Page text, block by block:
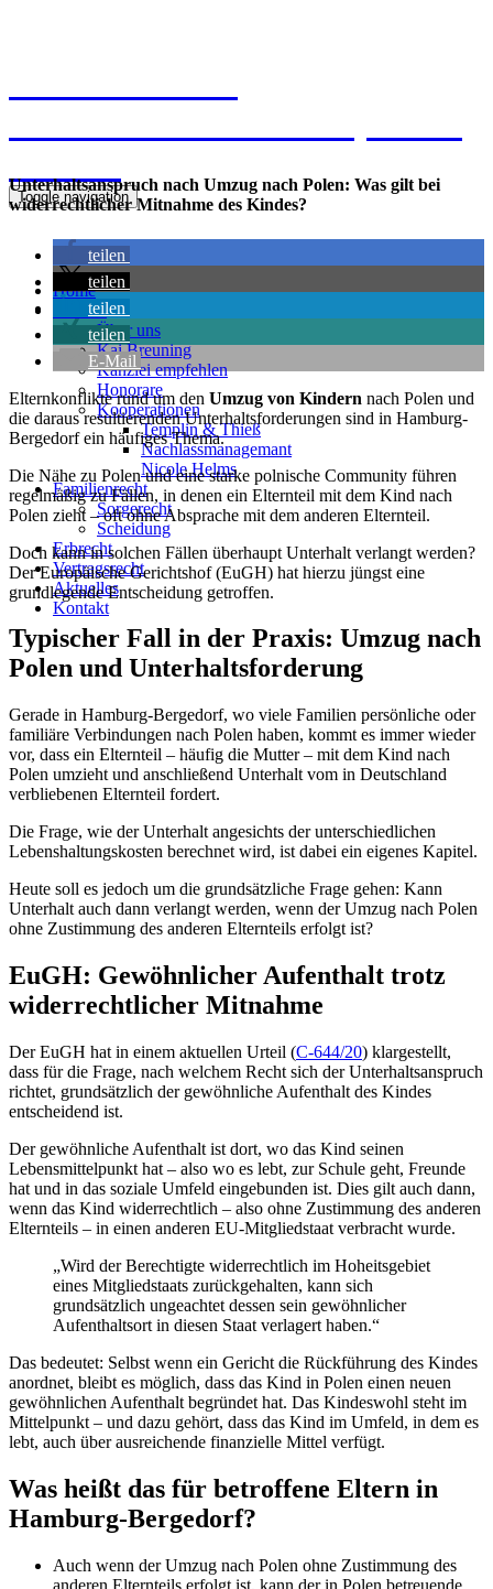
Toggle navigation
Home
Kanzlei
Über uns
Kai Breuning
Kanzlei empfehlen
Honorare
Kooperationen
Templin & Thieß
Nachlassmanagemant
Nicole Helms
Familienrecht
Sorgerecht
Scheidung
Erbrecht
Vertragsrecht
Aktuelles
Kontakt
Unterhaltsanspruch nach Umzug nach Polen: Was gilt bei
widerrechtlicher Mitnahme des Kindes?
teilen
teilen
teilen
teilen
E-Mail
Elternkonflikte rund um den Umzug von Kindern nach Polen und
die daraus resultierenden Unterhaltsforderungen sind in Hamburg-
Bergedorf ein häufiges Thema.
Die Nähe zu Polen und eine starke polnische Community führen
regelmäßig zu Fällen, in denen ein Elternteil mit dem Kind nach
Polen zieht – oft ohne Absprache mit dem anderen Elternteil.
Doch kann in solchen Fällen überhaupt Unterhalt verlangt werden?
Der Europäische Gerichtshof (EuGH) hat hierzu jüngst eine
grundlegende Entscheidung getroffen.
Typischer Fall in der Praxis: Umzug nach
Polen und Unterhaltsforderung
Gerade in Hamburg-Bergedorf, wo viele Familien persönliche oder
familiäre Verbindungen nach Polen haben, kommt es immer wieder
vor, dass ein Elternteil – häufig die Mutter – mit dem Kind nach
Polen umzieht und anschließend Unterhalt vom in Deutschland
verbliebenen Elternteil fordert.
Die Frage, wie der Unterhalt angesichts der unterschiedlichen
Lebenshaltungskosten berechnet wird, ist dabei ein eigenes Kapitel.
Heute soll es jedoch um die grundsätzliche Frage gehen: Kann
Unterhalt auch dann verlangt werden, wenn der Umzug nach Polen
ohne Zustimmung des anderen Elternteils erfolgt ist?
EuGH: Gewöhnlicher Aufenthalt trotz
widerrechtlicher Mitnahme
Der EuGH hat in einem aktuellen Urteil (C-644/20) klargestellt,
dass für die Frage, nach welchem Recht sich der Unterhaltsanspruch
richtet, grundsätzlich der gewöhnliche Aufenthalt des Kindes
entscheidend ist.
Der gewöhnliche Aufenthalt ist dort, wo das Kind seinen
Lebensmittelpunkt hat – also wo es lebt, zur Schule geht, Freunde
hat und in das soziale Umfeld eingebunden ist. Dies gilt auch dann,
wenn das Kind widerrechtlich – also ohne Zustimmung des anderen
Elternteils – in einen anderen EU-Mitgliedstaat verbracht wurde.
„Wird der Berechtigte widerrechtlich im Hoheitsgebiet
eines Mitgliedstaats zurückgehalten, kann sich
grundsätzlich ungeachtet dessen sein gewöhnlicher
Aufenthaltsort in diesen Staat verlagert haben.“
Das bedeutet: Selbst wenn ein Gericht die Rückführung des Kindes
anordnet, bleibt es möglich, dass das Kind in Polen einen neuen
gewöhnlichen Aufenthalt begründet hat. Das Kindeswohl steht im
Mittelpunkt – und dazu gehört, dass das Kind im Umfeld, in dem es
lebt, auch über ausreichende finanzielle Mittel verfügt.
Was heißt das für betroffene Eltern in
Hamburg-Bergedorf?
Auch wenn der Umzug nach Polen ohne Zustimmung des
anderen Elternteils erfolgt ist, kann der in Polen betreuende